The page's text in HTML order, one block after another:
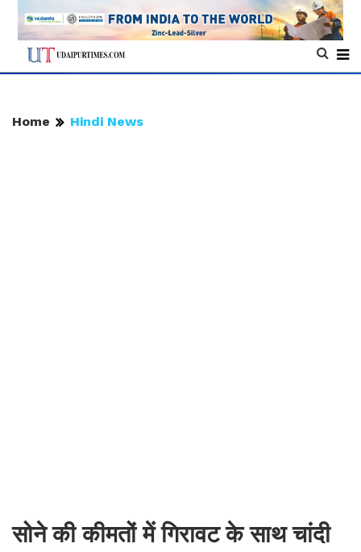
Home Hindi News
सोने की कीमतों में गिरावट के साथ चांदी